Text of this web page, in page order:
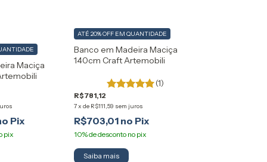
Maciça
Banco em Madeira Maciça
140cm Craft Artemobili
(1)
R$781,12
7x de R$111,59 sem juros
ATÉ 20% OFF EM QUANTIDADE
R$703,01